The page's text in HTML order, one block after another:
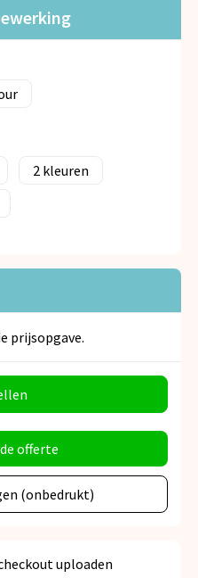
2
prijsopgave.
offerte
(onbedrukt)
uploaden